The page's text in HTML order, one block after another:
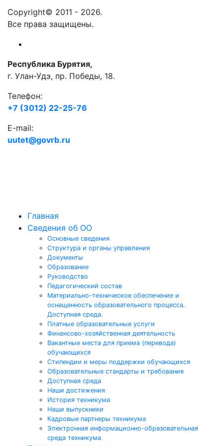
Copyright© 2011 - 2026.
Все права защищены.
Республика Бурятия,
г. Улан-Удэ, пр. Победы, 18.
Телефон:
+7 (3012) 22-25-76
E-mail:
uutet@govrb.ru
Главная
Сведения об ОО
Основные сведения
Структура и органы управления
Документы
Образование
Руководство
Педагогический состав
Материально-техническое обеспечение и
оснащенность образовательного процесса.
Доступная среда.
Платные образовательные услуги
Финансово-хозяйственная деятельность
Вакантные места для приема (перевода)
обучающихся
Стипендии и меры поддержки обучающихся
Образовательные стандарты и требования
Доступная среда
Наши достижения
История техникума
Наши выпускники
Кадровые партнеры техникума
Электронная информационно-образовательная
среда техникума